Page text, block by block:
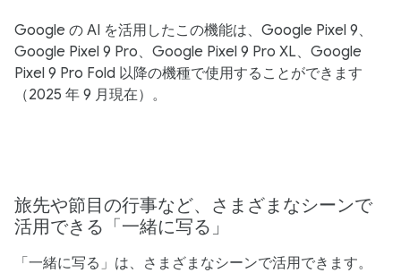
Google の​ AI を​活用した​この​機能は、​Google Pixel 9、​
Google Pixel 9 Pro、​Google Pixel 9 Pro XL、​Google
Pixel 9 Pro Fold 以降の機種で​使用する​ことができます​
（2025 年 9 月現在）。
旅先や​​節目の​​行事など、​​さまざまな​​シーンで​​​​
活用できる​​​​​​「一緒に​​写る」
「一緒に​写る」は、​さまざまな​​シーンで​​活用できます。